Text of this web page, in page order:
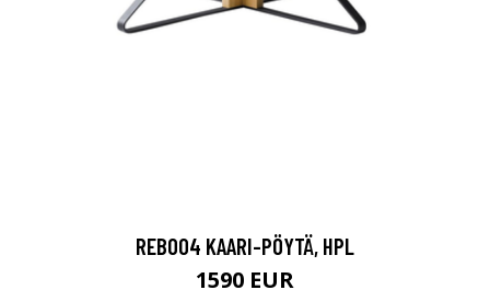
REB004 KAARI-PÖYTÄ, HPL
1590 EUR